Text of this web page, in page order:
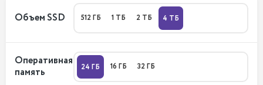
Объем SSD 512 ГБ 1 ТБ 2 ТБ 4 ТБ
Оперативная
память
24 ГБ 16 ГБ 32 ГБ